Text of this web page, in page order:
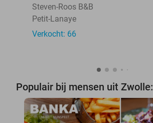
Steven-Roos B&B
Petit-Lanaye
Verkocht: 66
Populair bij mensen uit Zwolle: